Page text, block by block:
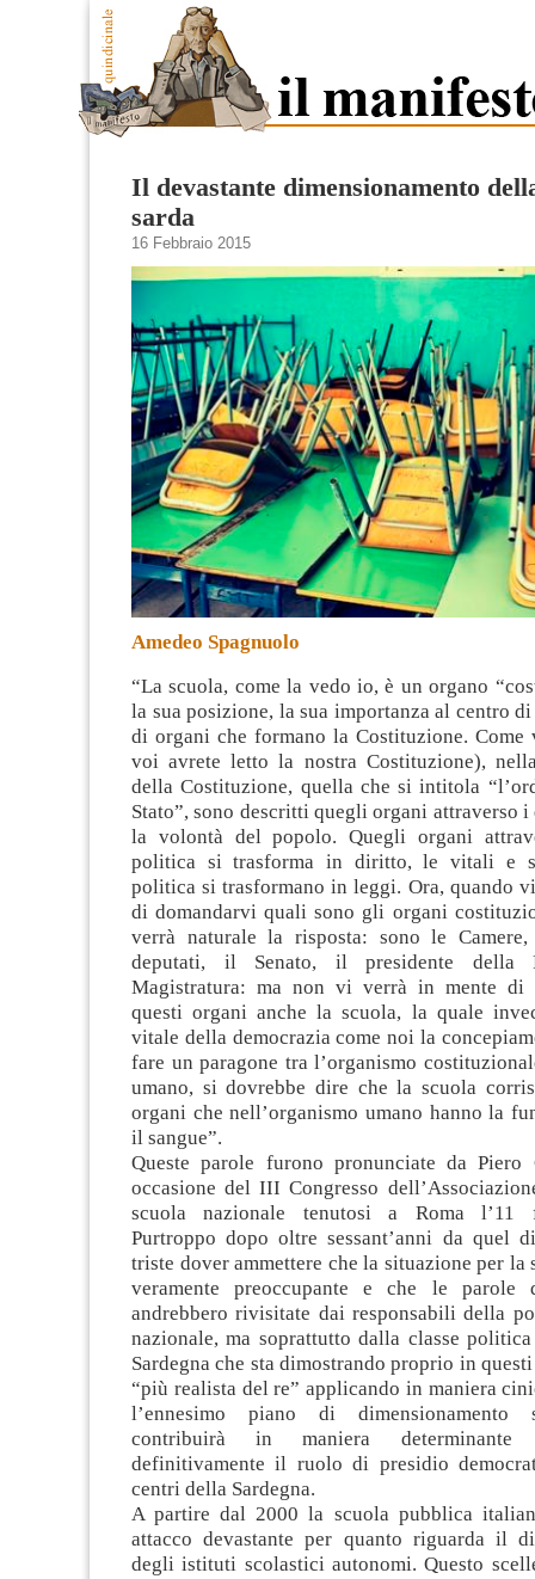
Il devastante dimensionamento
sarda
16 Febbraio 2015
Amedeo Spagnuolo
“La scuola, come la vedo io, è un organo
la sua posizione, la sua importanza al centro
di organi che formano la Costituzione. Come
voi avrete letto la nostra Costituzione),
della Costituzione, quella che si intitola
Stato”, sono descritti quegli organi attraverso
la volontà del popolo. Quegli organi
politica si trasforma in diritto, le vitali e
politica si trasformano in leggi. Ora, quando
di domandarvi quali sono gli organi
verrà naturale la risposta: sono le
deputati, il Senato, il presidente della
Magistratura: ma non vi verrà in mente di
questi organi anche la scuola, la quale
vitale della democrazia come noi la
fare un paragone tra l’organismo
umano, si dovrebbe dire che la scuola
organi che nell’organismo umano hanno la
il sangue”.
Queste parole furono pronunciate da Piero
occasione del III Congresso
scuola nazionale tenutosi a Roma l’11
Purtroppo dopo oltre sessant’anni da quel
triste dover ammettere che la situazione per la
veramente preoccupante e che le parole
andrebbero rivisitate dai responsabili della
nazionale, ma soprattutto dalla classe
Sardegna che sta dimostrando proprio in
“più realista del re” applicando in maniera
l’ennesimo piano di dimensionamento
contribuirà in maniera determinante
definitivamente il ruolo di presidio
centri della Sardegna.
A partire dal 2000 la scuola pubblica
attacco devastante per quanto riguarda il
degli istituti scolastici autonomi. Questo